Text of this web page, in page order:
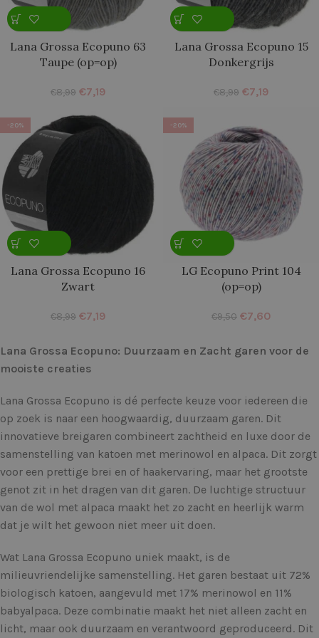
Lana Grossa Ecopuno 63
Taupe (op=op)
€8,99 €7,19
Lana Grossa Ecopuno 15
Donkergrijs
€8,99 €7,19
-20%
Lana Grossa Ecopuno 16
Zwart
€8,99 €7,19
-20%
LG Ecopuno Print 104
(op=op)
€9,50 €7,60
Lana Grossa Ecopuno: Duurzaam en Zacht garen voor de
mooiste creaties
Lana Grossa Ecopuno is dé perfecte keuze voor iedereen die
op zoek is naar een hoogwaardig, duurzaam garen. Dit
innovatieve breigaren combineert zachtheid en luxe door de
samenstelling van katoen met merinowol en alpaca. Dit zorgt
voor een prettige brei en of haakervaring, maar het grootste
genot zit in het dragen van dit garen. De luchtige structuur
van de wol met alpaca maakt het zo zacht en heerlijk warm
dat je wilt het gewoon niet meer uit doen.
Wat Lana Grossa Ecopuno uniek maakt, is de
milieuvriendelijke samenstelling. Het garen bestaat uit 72%
biologisch katoen, aangevuld met 17% merinowol en 11%
babyalpaca. Deze combinatie maakt het niet alleen zacht en
licht, maar ook duurzaam en verantwoord geproduceerd. Dit